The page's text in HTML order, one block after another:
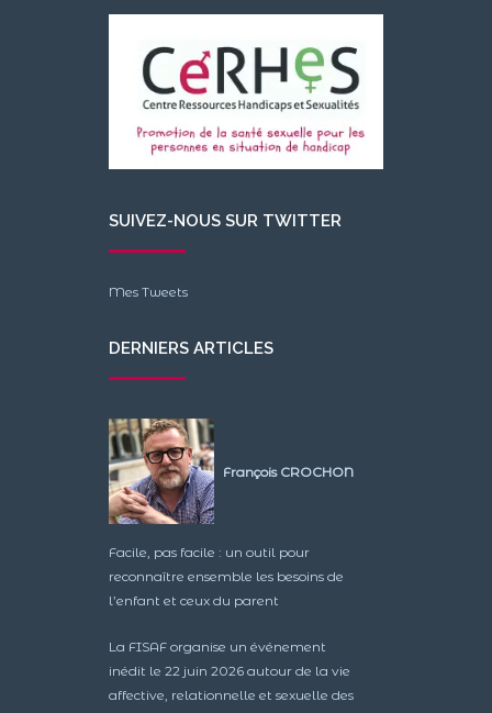
SUIVEZ-NOUS SUR TWITTER
Mes Tweets
DERNIERS ARTICLES
François CROCHON
Facile, pas facile : un outil pour
reconnaître ensemble les besoins de
l’enfant et ceux du parent
La FISAF organise un événement
inédit le 22 juin 2026 autour de la vie
affective, relationnelle et sexuelle des